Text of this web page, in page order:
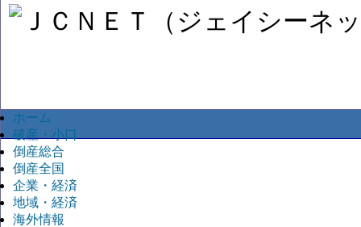
ホーム
破産・小口
倒産総合
倒産全国
企業・経済
地域・経済
海外情報